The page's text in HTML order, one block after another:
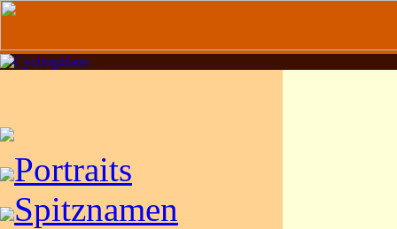
Portraits
Spitznamen